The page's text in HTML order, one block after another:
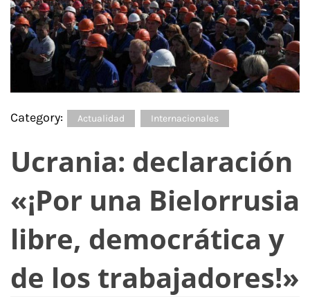
Category: Actualidad Internacionales
Ucrania: declaración
«¡Por una Bielorrusia
libre, democrática y
de los trabajadores!»